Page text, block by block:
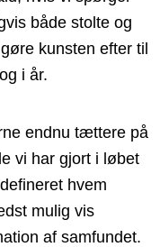
både stolte og
kunsten efter til
i år.
endnu tættere på
vi har gjort i løbet
hvem
mulig vis
af samfundet.